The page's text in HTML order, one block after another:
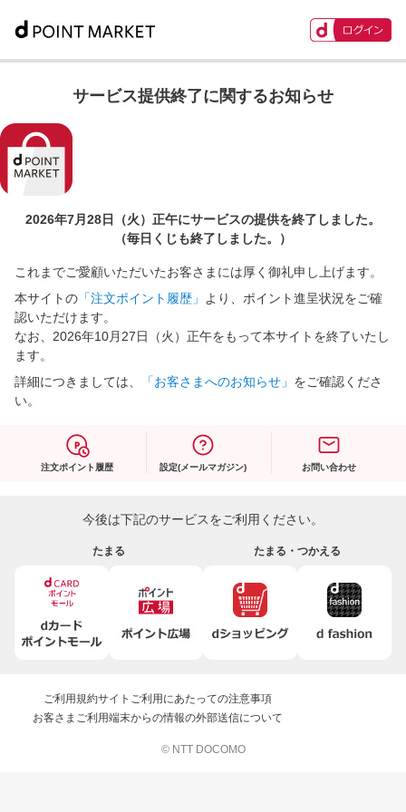
サービス提供終了に関するお知らせ
2026年7月28日（火）正午にサービスの提供を終了しました。
（毎日くじも終了しました。）
これまでご愛顧いただいたお客さまには厚く御礼申し上げます。
本サイトの 「注文ポイント履歴」
より、ポイント進呈状況をご確
認いただけます。
なお、2026年10月27日（火）正午をもって本サイトを終了いたし
ます。
詳細につきましては、
「お客さまへのお知らせ」 をご確認くださ
い。
注文ポイント履歴 設定(メールマガジン) お問い合わせ
今後は下記のサービスをご利用ください。
たまる たまる・つかえる
ご利用規約サイトご利用にあたっての注意事項
お客さまご利用端末からの情報の外部送信について
© NTT DOCOMO